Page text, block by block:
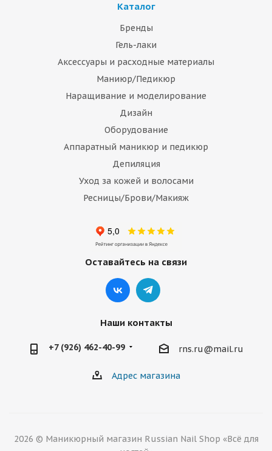
Каталог
Бренды
Гель-лаки
Аксессуары и расходные материалы
Маниюр/Педикюр
Наращивание и моделирование
Дизайн
Оборудование
Аппаратный маникюр и педикюр
Депиляция
Уход за кожей и волосами
Ресницы/Брови/Макияж
Оставайтесь на связи
Наши контакты
+7 (926) 462-40-99 rns.ru@mail.ru
Адрес магазина
2026 © Маникюрный магазин Russian Nail Shop «Всё для